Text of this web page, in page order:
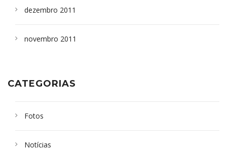
dezembro 2011
novembro 2011
CATEGORIAS
Fotos
Notícias